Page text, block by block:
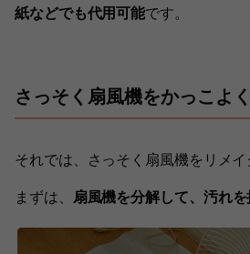
紙などでも代用可能です。
さっそく扇風機をかっこよ
それでは、さっそく扇風機をリメイ
まずは、 扇風機を分解して、汚れを